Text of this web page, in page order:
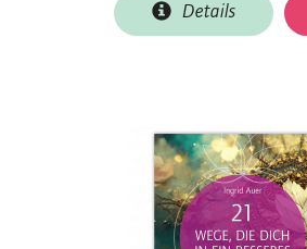
Details